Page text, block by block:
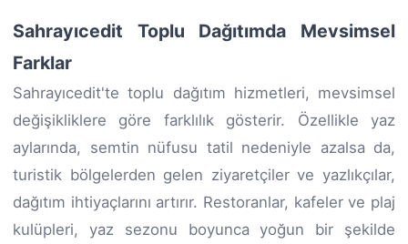
Sahrayıcedit Toplu Dağıtımda Mevsimsel
Farklar
Sahrayıcedit'te toplu dağıtım hizmetleri, mevsimsel
değişikliklere göre farklılık gösterir. Özellikle yaz
aylarında, semtin nüfusu tatil nedeniyle azalsa da,
turistik bölgelerden gelen ziyaretçiler ve yazlıkçılar,
dağıtım ihtiyaçlarını artırır. Restoranlar, kafeler ve plaj
kulüpleri, yaz sezonu boyunca yoğun bir şekilde